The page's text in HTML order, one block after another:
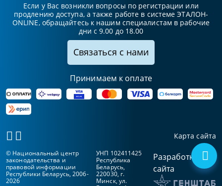
Если у Вас возникли вопросы по регистрации или
продлению доступа, а также работе в системе ЭТАЛОН-
ONLINE, обращайтесь к нашим специалистам в рабочие
дни с 9.00 до 18.00
Связаться с нами
Принимаем к оплате
Карта сайта
© Национальный центр
законодательства и
правовой информации
Республики Беларусь, 2006-
2026
УНП 102411425
Республика
Беларусь,
220030, г.
Минск, ул.
Разработка
сайта